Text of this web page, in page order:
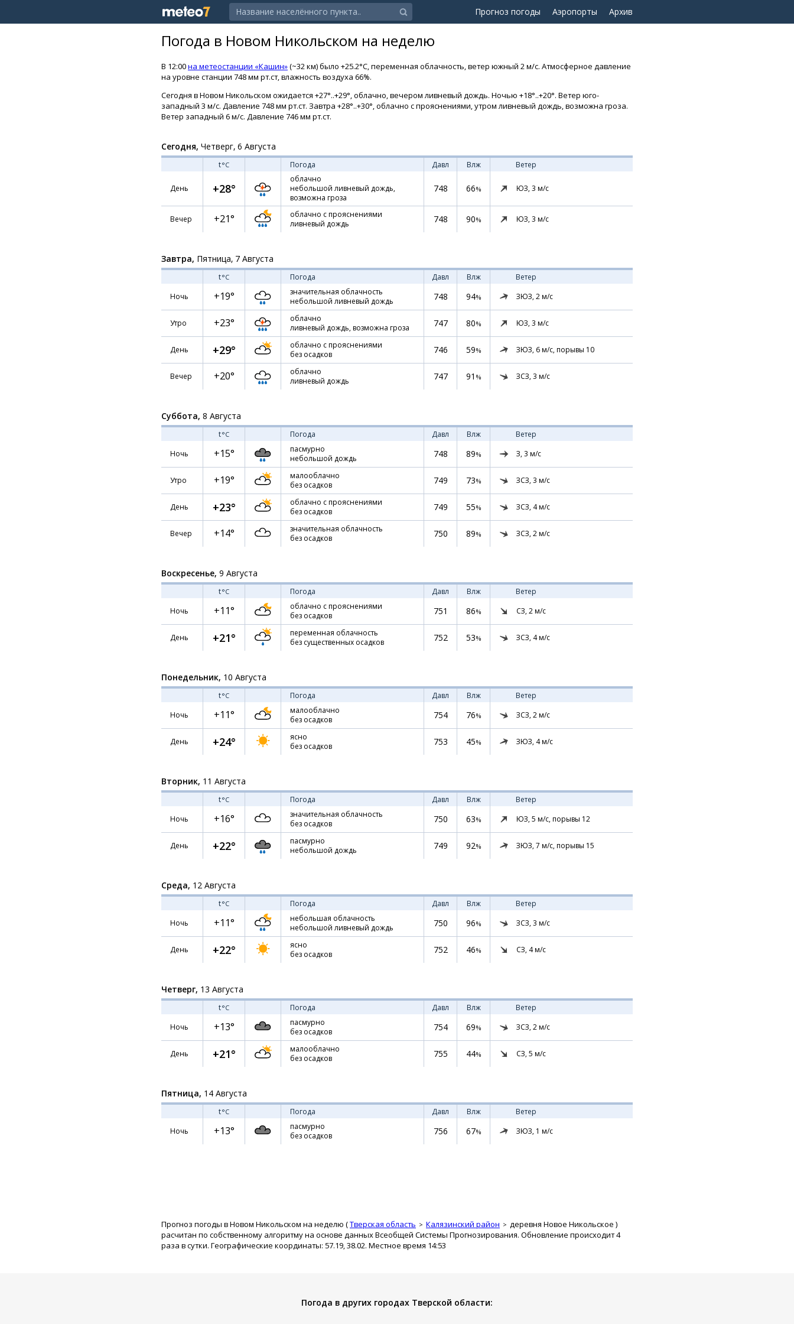
Прогноз погоды Аэропорты Архив
Погода в Новом Никольском на неделю
В 12:00на метеостанции «Кашин»(~32 км) было +25.2°C, переменная облачность, ветер южный 2 м/с. Атмосферное давление
на уровне станции 748 мм рт.ст, влажность воздуха 66%.
Сегодня в Новом Никольском ожидается +27°..+29°, облачно, вечером ливневый дождь. Ночью +18°..+20°. Ветер юго-
западный 3 м/с. Давление 748 мм рт.ст. Завтра +28°..+30°, облачно с прояснениями, утром ливневый дождь, возможна гроза.
Ветер западный 6 м/с. Давление 746 мм рт.ст.
Сегодня, Четверг, 6 Августа
t°C Погода Давл Влж Ветер
День +28°
облачно
небольшой ливневый дождь,
возможна гроза
748 66% ЮЗ, 3 м/с
Вечер +21°
облачно с прояснениями
ливневый дождь
748 90% ЮЗ, 3 м/с
Завтра, Пятница, 7 Августа
t°C Погода Давл Влж
Ветер
Ночь
+19°
значительная облачность
небольшой ливневый дождь
748 94% ЗЮЗ, 2м/с
Утро +23°
облачно
ливневый дождь, возможна гроза
747 80% ЮЗ, 3 м/с
День +29°
облачно с прояснениями
без осадков
746 59% ЗЮЗ, 6м/с, порывы 10
Вечер +20°
облачно
ливневый дождь
747 91 % ЗСЗ, 3 м/с
Суббота, 8 Августа
t°C Погода Давл Влж
Ветер
Ночь
+15°
пасмурно
небольшой дождь
748 89% З, 3 м/с
Утро +19°
малооблачно
без осадков
749 73% ЗСЗ, 3 м/с
День +23°
облачно с прояснениями
без осадков
749 55% ЗСЗ, 4м/с
Вечер +14°
значительная облачность
без осадков
750 89% ЗСЗ, 2м/с
Воскресенье, 9 Августа
t°C Погода Давл Влж
Ветер
Ночь
+11°
облачно с прояснениями
без осадков
751 86% СЗ, 2м/с
День +21°
переменная облачность
без существенных осадков
752 53% ЗСЗ, 4м/с
Понедельник, 10 Августа
t°C Погода Давл Влж
Ветер
Ночь
+11°
малооблачно
без осадков
754 76% ЗСЗ, 2м/с
День +24°
ясно
без осадков
753 45% ЗЮЗ, 4м/с
Вторник, 11 Августа
t°C Погода Давл Влж
Ветер
Ночь
+16°
значительная облачность
без осадков
750 63% ЮЗ, 5 м/с, порывы 12
День +22°
пасмурно
небольшой дождь
749 92% ЗЮЗ, 7 м/с, порывы 15
Среда, 12 Августа
t°C Погода Давл Влж
Ветер
Ночь
+11°
небольшая облачность
небольшой ливневый дождь
750 96% ЗСЗ, 3 м/с
День +22°
ясно
без осадков
752 46% СЗ, 4м/с
Четверг, 13 Августа
t°C Погода Давл Влж
Ветер
Ночь
+13°
пасмурно
без осадков
754 69% ЗСЗ, 2м/с
День +21°
малооблачно
без осадков
755 44% СЗ, 5 м/с
Пятница, 14 Августа
t°C Погода Давл Влж
Ветер
Ночь
+13°
пасмурно
без осадков
756 67% ЗЮЗ, 1 м/с
Прогноз погоды в Новом Никольском на неделю (Тверская область Калязинский район деревня Новое Никольское )
расчитан по собственному алгоритму на основе данных Всеобщей Системы Прогнозирования. Обновление происходит 4
раза в сутки. Географические координаты: 57.19, 38.02. Местное время 14:53
Погода в других городах Тверской области: